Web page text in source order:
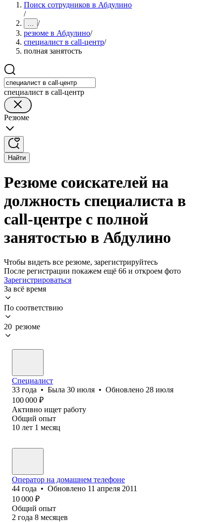
Поиск сотрудников в Абдулино
/
... /
резюме в Абдулино/
специалист в call-центр/
полная занятость
специалист в call-центр
Резюме
Найти
Резюме соискателей на
должность специалиста в
call-центре с полной
занятостью в Абдулино
Чтобы видеть все резюме, зарегистрируйтесь
После регистрации покажем ещё 66 и откроем фото
Зарегистрироваться
За всё время
По соответствию
20 резюме
Cпециалист
33 года • Была 30 июля • Обновлено 28 июля
100 000 ₽
Активно ищет работу
Общий опыт
10 лет 1 месяц
Оператор на домашнем телефоне
44 года • Обновлено 11 апреля 2011
10 000 ₽
Общий опыт
2 года 8 месяцев